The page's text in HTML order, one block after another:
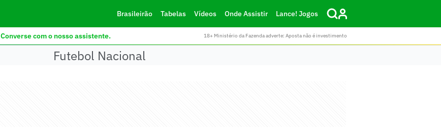
Brasileirão Tabelas Vídeos Onde Assistir Lance! Jogos
Converse com o nosso assistente. 18+ Ministério da Fazenda adverte: Aposta não é investimento
Futebol Nacional